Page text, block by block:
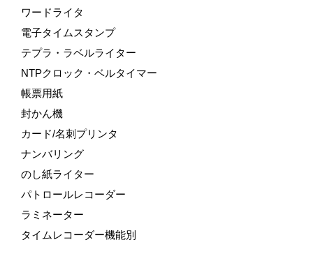
ワードライタ
電子タイムスタンプ
テプラ・ラベルライター
NTPクロック・ベルタイマー
帳票用紙
封かん機
カード/名刺プリンタ
ナンバリング
のし紙ライター
パトロールレコーダー
ラミネーター
タイムレコーダー機能別